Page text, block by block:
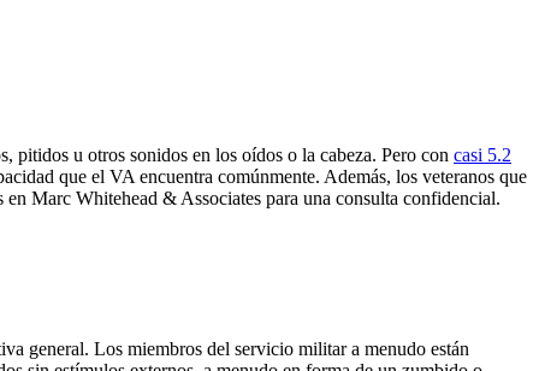
pitidos u otros sonidos en los oídos o la cabeza. Pero con casi 5.2
que el VA encuentra comúnmente. Además, los veteranos que
Marc Whitehead & Associates para una consulta confidencial.
general. Los miembros del servicio militar a menudo están